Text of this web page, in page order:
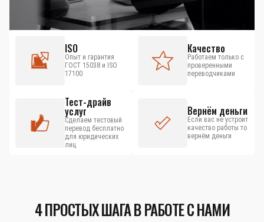
ISO
Опыт и гарантия
ГОСТ 15038 и ISO
17100
Качество
Работаем только с
проверенными
переводчиками
Тест-драйв
услуг
Сделаем тестовый
перевод бесплатно
для юридических
лиц
Вернём деньги
Если вас не устроит
качество работы то
вернём деньги
4 ПРОСТЫХ ШАГА В РАБОТЕ С НАМИ